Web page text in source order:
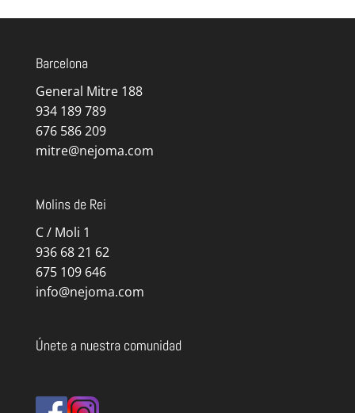
Barcelona
General Mitre 188
934 189 789
676 586 209
mitre@nejoma.com
Molins de Rei
C / Moli 1
936 68 21 62
675 109 646
info@nejoma.com
Únete a nuestra comunidad